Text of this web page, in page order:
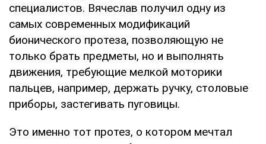
специалистов. Вячеслав получил одну из
самых современных модификаций
бионического протеза, позволяющую не
только брать предметы, но и выполнять
движения, требующие мелкой моторики
пальцев, например, держать ручку, столовые
приборы, застегивать пуговицы.
Это именно тот протез, о котором мечтал